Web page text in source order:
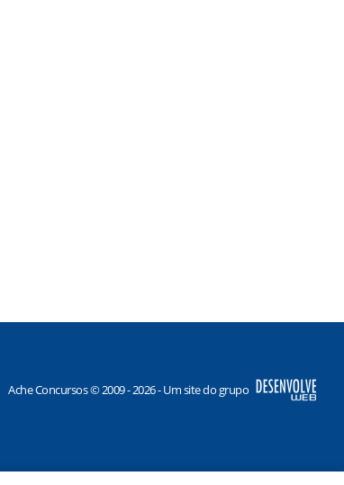
Ache Concursos © 2009 - 2026 - Um site do grupo